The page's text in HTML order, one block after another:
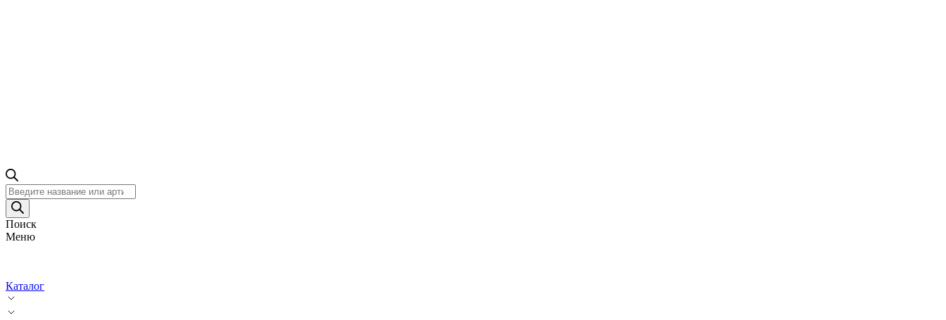
Поиск
товаров
Поиск
Меню
Каталог